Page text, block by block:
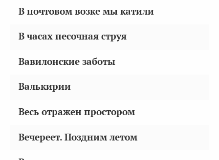
В почтовом возке мы катили
В часах песочная струя
Вавилонские заботы
Валькирии
Весь отражен простором
Вечереет. Поздним летом